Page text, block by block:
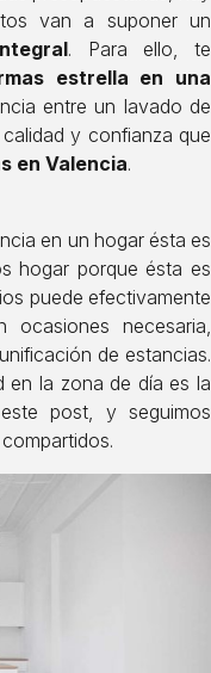
van a suponer un
. Para ello, te
estrella en una
entre un lavado de
y confianza que
en Valencia.
en un hogar ésta es
hogar porque ésta es
puede efectivamente
ocasiones necesaria,
de estancias.
en la zona de día es la
post, y seguimos